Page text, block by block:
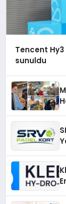
Tencent
sunuldu